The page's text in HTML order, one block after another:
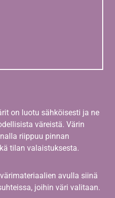
on luotu sähköisesti ja ne
väreistä. Värin
riippuu pinnan
tilan valaistuksesta.
avulla siinä
joihin väri valitaan.